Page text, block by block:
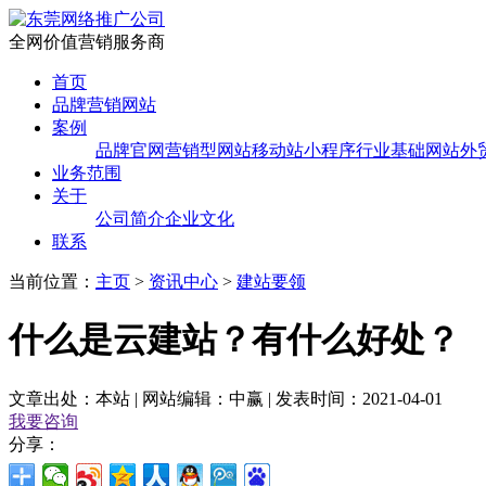
全网价值营销服务商
首页
品牌营销网站
案例
品牌官网营销型网站移动站小程序行业基础网站外
业务范围
关于
公司简介企业文化
联系
当前位置： 主页 > 资讯中心 > 建站要领
什么是云建站？有什么好处？
文章出处：本站 | 网站编辑：中赢 | 发表时间：2021-04-01
我要咨询
分享：